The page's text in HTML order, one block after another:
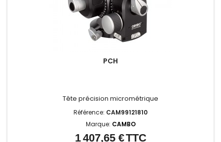
PCH
Tête précision micrométrique
Référence: CAM99121810
Marque: CAMBO
Prix
1 407,65 €TTC